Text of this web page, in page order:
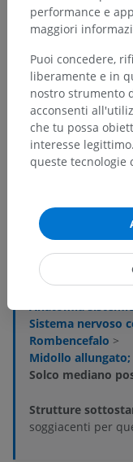
Gerarchia
Anatomia umana 2
Anatomia umana 1
Anatomia
Sistema nervoso
Rombencefalo >
Midollo
Solco mediano
Strutture
soggiacenti per
performance e
maggiori
Puoi concedere,
liberamente e in
nostro strumento
acconsenti
che tu possa
interesse
queste tecnologie